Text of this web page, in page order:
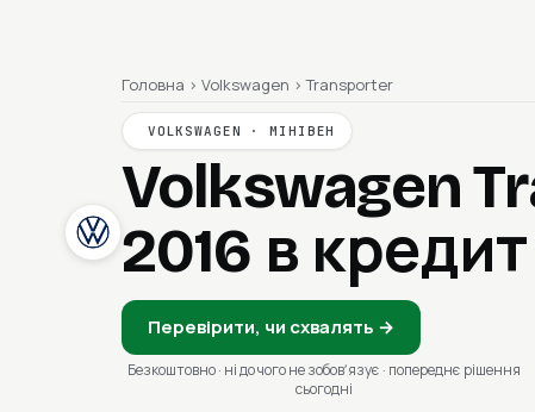
Головна › Volkswagen › Transporter
VOLKSWAGEN · МІНІВЕН
Volkswagen
2016 в
Перевірити, чи схвалять →
Безкоштовно · ні до чого не зобовʼязує · попереднє рішення
сьогодні